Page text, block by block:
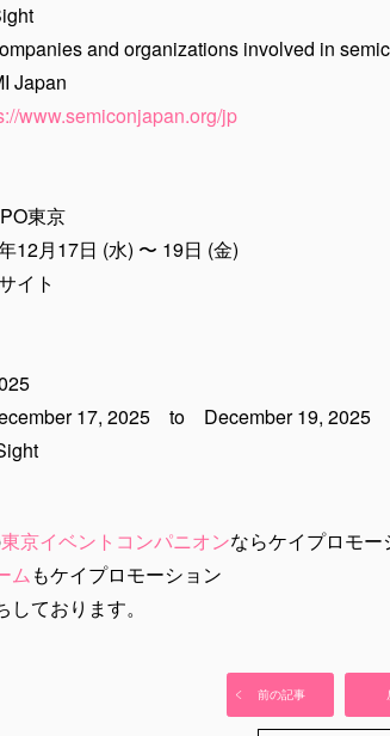
and organizations involved in
Japan
www.semiconjapan.org/jp
東京
月17日 (水) 〜 19日 (金)
イト
17, 2025 to December 19, 2025
東京イベントコンパニオンならケイプロモー
ムもケイプロモーション
ております。
前の記事